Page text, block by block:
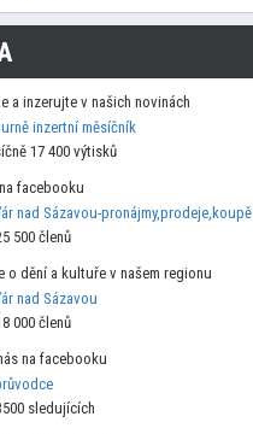
a inzerujte v našich novinách
inzertní měsíčník
17 400 výtisků
facebooku
nad Sázavou-pronájmy,prodeje,koupě
500 členů
o dění a kultuře v našem regionu
nad Sázavou
000 členů
na facebooku
sledujících